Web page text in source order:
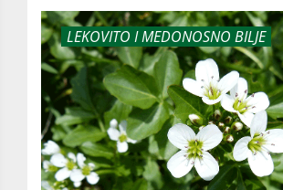
LEKOVITO I MEDONOSNO BILJE